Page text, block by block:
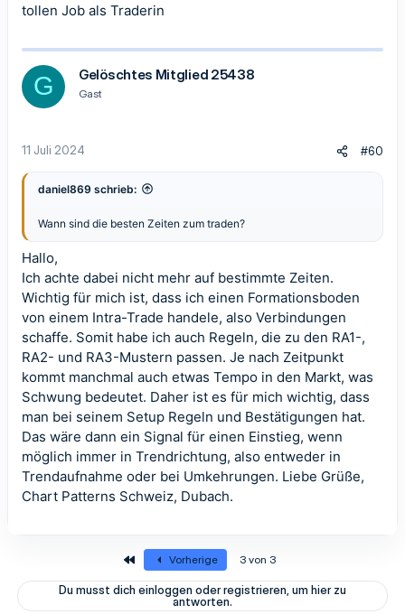
tollen Job als Traderin
G Gelöschtes Mitglied 25438
Gast
11 Juli 2024 #60
daniel869 schrieb:
Wann sind die besten Zeiten zum traden?
Hallo,
Ich achte dabei nicht mehr auf bestimmte Zeiten.
Wichtig für mich ist, dass ich einen Formationsboden
von einem Intra-Trade handele, also Verbindungen
schaffe. Somit habe ich auch Regeln, die zu den RA1-,
RA2- und RA3-Mustern passen. Je nach Zeitpunkt
kommt manchmal auch etwas Tempo in den Markt, was
Schwung bedeutet. Daher ist es für mich wichtig, dass
man bei seinem Setup Regeln und Bestätigungen hat.
Das wäre dann ein Signal für einen Einstieg, wenn
möglich immer in Trendrichtung, also entweder in
Trendaufnahme oder bei Umkehrungen. Liebe Grüße,
Chart Patterns Schweiz, Dubach.
Erste Vorherige 3 von 3
Du musst dich einloggen oder registrieren, um hier zu
antworten.